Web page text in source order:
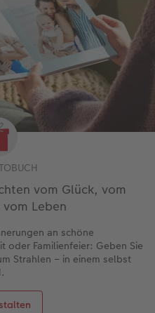
vom Glück, vom
Leben
an schöne
oder Familienfeier: Geben Sie
Strahlen – in einem selbst